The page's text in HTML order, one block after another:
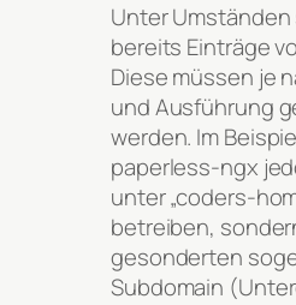
Unter
bereits Einträge
Diese müssen je
und Ausführung
werden. Im
paperless-ngx
unter „coders-
betreiben,
gesonderten
Subdomain